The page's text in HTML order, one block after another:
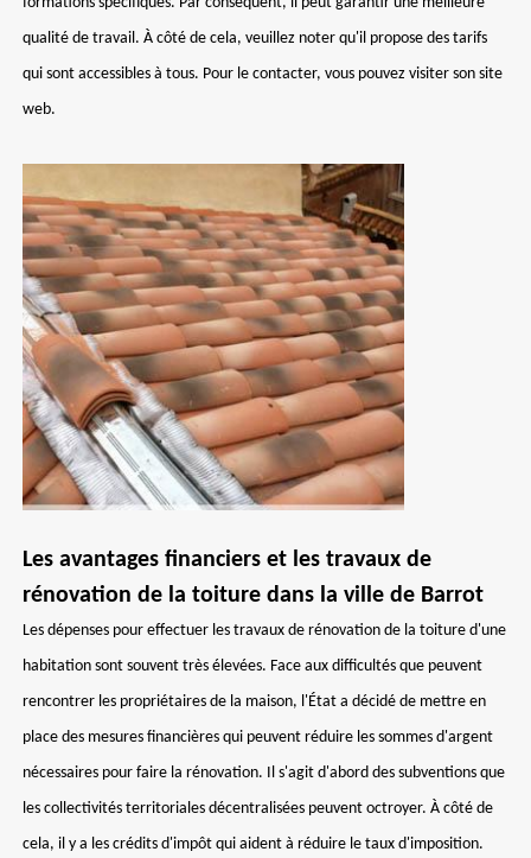
qualité de travail. À côté de cela, veuillez noter qu'il propose des tarifs
qui sont accessibles à tous. Pour le contacter, vous pouvez visiter son site
web.
Les avantages financiers et les travaux de
rénovation de la toiture dans la ville de Barrot
Les dépenses pour effectuer les travaux de rénovation de la toiture d'une
habitation sont souvent très élevées. Face aux difficultés que peuvent
rencontrer les propriétaires de la maison, l'État a décidé de mettre en
place des mesures financières qui peuvent réduire les sommes d'argent
nécessaires pour faire la rénovation. Il s'agit d'abord des subventions que
les collectivités territoriales décentralisées peuvent octroyer. À côté de
cela, il y a les crédits d'impôt qui aident à réduire le taux d'imposition.